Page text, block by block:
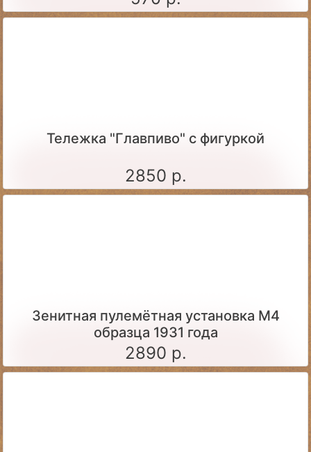
Тележка "Главпиво" с фигуркой
2850 р.
Зенитная пулемётная установка М4
образца 1931 года
2890 р.